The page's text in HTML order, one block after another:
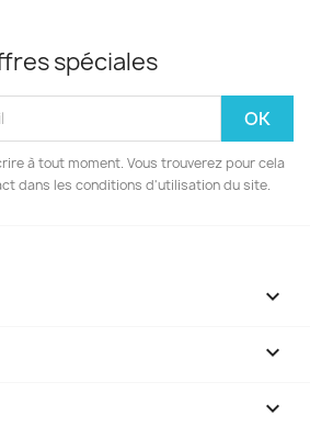
spéciales
à tout moment. Vous trouverez pour cela
dans les conditions d'utilisation du site.


